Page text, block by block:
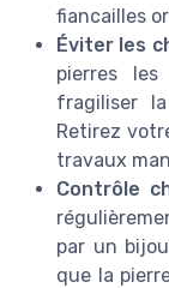
fiancailles
Éviter les
pierres
fragiliser
Retirez
travaux
Contrôle
par un
que la